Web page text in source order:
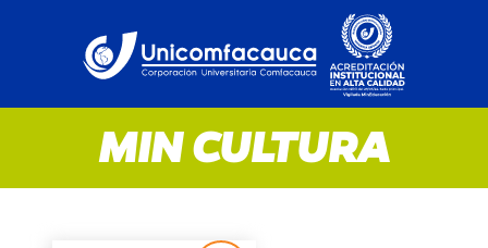
MIN CULTURA